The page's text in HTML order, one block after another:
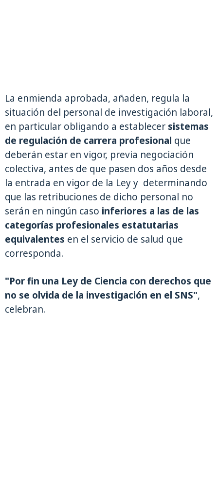
La enmienda aprobada, añaden, regula la
situación del personal de investigación laboral,
en particular obligando a establecer sistemas
de regulación de carrera profesional que
deberán estar en vigor, previa negociación
colectiva, antes de que pasen dos años desde
la entrada en vigor de la Ley y determinando
que las retribuciones de dicho personal no
serán en ningún caso inferiores a las de las
categorías profesionales estatutarias
equivalentes en el servicio de salud que
corresponda.
"Por fin una Ley de Ciencia con derechos que
no se olvida de la investigación en el SNS",
celebran.